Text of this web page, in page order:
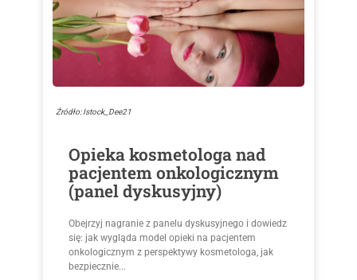
Źródło: Istock_Dee21
Opieka kosmetologa nad
pacjentem onkologicznym
(panel dyskusyjny)
Obejrzyj nagranie z panelu dyskusyjnego i dowiedz
się: jak wygląda model opieki na pacjentem
onkologicznym z perspektywy kosmetologa, jak
bezpiecznie...